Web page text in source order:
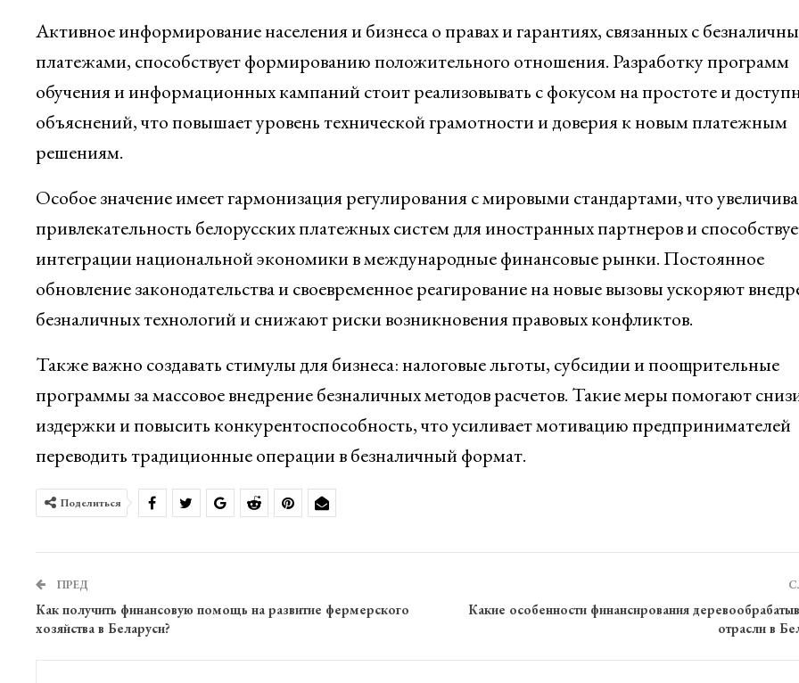
Активное информирование населения и бизнеса о правах и гарантиях, связанных с
платежами, способствует формированию положительного отношения. Разработку программ
обучения и информационных кампаний стоит реализовывать с фокусом на простоте и
объяснений, что повышает уровень технической грамотности и доверия к новым платежным
решениям.
Особое значение имеет гармонизация регулирования с мировыми стандартами, что
привлекательность белорусских платежных систем для иностранных партнеров и
интеграции национальной экономики в международные финансовые рынки. Постоянное
обновление законодательства и своевременное реагирование на новые вызовы ускоряют
безналичных технологий и снижают риски возникновения правовых конфликтов.
Также важно создавать стимулы для бизнеса: налоговые льготы, субсидии и поощрительные
программы за массовое внедрение безналичных методов расчетов. Такие меры помогают
издержки и повысить конкурентоспособность, что усиливает мотивацию предпринимателей
переводить традиционные операции в безналичный формат.
Поделиться
ПРЕД
Как получить финансовую помощь на развитие фермерского
хозяйства в Беларуси?
Какие особенности финансирования
отрасли в